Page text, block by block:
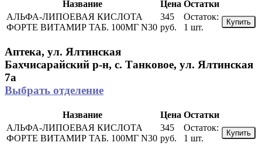
Название Цена Остатки
АЛЬФА-ЛИПОЕВАЯ КИСЛОТА
ФОРТЕ ВИТАМИР ТАБ. 100МГ N30
345
руб.
Остаток:
1 шт.
Купить
Аптека, ул. Ялтинская
Бахчисарайский р-н, с. Танковое, ул. Ялтинская
7а
Выбрать отделение
Название Цена Остатки
АЛЬФА-ЛИПОЕВАЯ КИСЛОТА
ФОРТЕ ВИТАМИР ТАБ. 100МГ N30
345
руб.
Остаток:
1 шт.
Купить